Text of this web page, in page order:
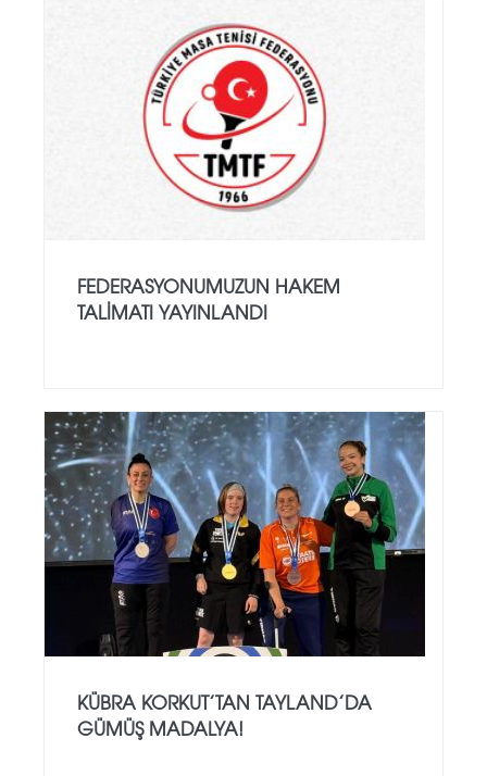
FEDERASYONUMUZUN HAKEM
TALIMATI YAYINLANDI
KÜBRA KORKUT’TAN TAYLAND’DA
GÜMÜŞ MADALYA!